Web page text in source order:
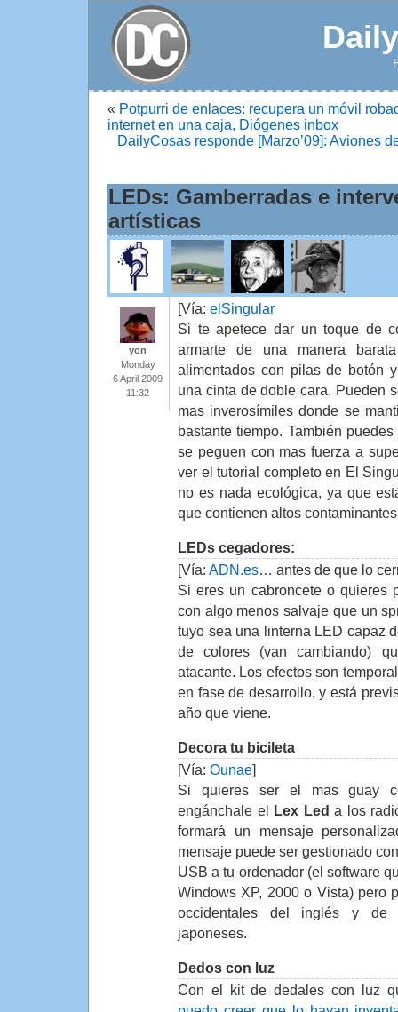
« Potpurri de enlaces: recupera un móvil
internet en una caja, Diógenes inbox
DailyCosas responde [Marzo’09]: Aviones
LEDs: Gamberradas e
artísticas
yon
Monday
6 April 2009
11:32
[Vía: elSingular
Si te apetece dar un toque de
armarte de una manera
alimentados con pilas de botón
una cinta de doble cara. Pueden
mas inverosímiles donde se
bastante tiempo. También
se peguen con mas fuerza a
ver el tutorial completo en El
no es nada ecológica, ya que
que contienen altos
LEDs cegadores:
[Vía: ADN.es… antes de que lo
Si eres un cabroncete o quieres
con algo menos salvaje que un
tuyo sea una linterna LED capaz
de colores (van cambiando)
atacante. Los efectos son
en fase de desarrollo, y está
año que viene.
Decora tu bicileta
[Vía: Ounae]
Si quieres ser el mas guay
engánchale el Lex Led a los
formará un mensaje
mensaje puede ser gestionado
USB a tu ordenador (el software
Windows XP, 2000 o Vista) pero
occidentales del inglés y de
japoneses.
Dedos con luz
Con el kit de dedales con luz